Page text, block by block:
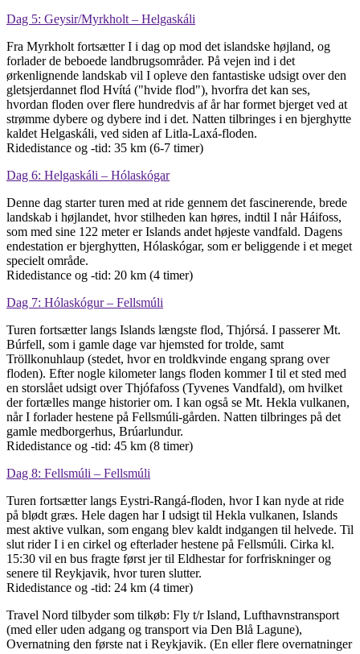
Dag 5: Geysir/Myrkholt – Helgaskáli
Fra Myrkholt fortsætter I i dag op mod det islandske højland, og
forlader de beboede landbrugsområder. På vejen ind i det
ørkenlignende landskab vil I opleve den fantastiske udsigt over den
gletsjerdannet flod Hvítá ("hvide flod"), hvorfra det kan ses,
hvordan floden over flere hundredvis af år har formet bjerget ved at
strømme dybere og dybere ind i det. Natten tilbringes i en bjerghytte
kaldet Helgaskáli, ved siden af ​​Litla-Laxá-floden.
Ridedistance og -tid: 35 km (6-7 timer)
Dag 6: Helgaskáli – Hólaskógar
Denne dag starter turen med at ride gennem det fascinerende, brede
landskab i højlandet, hvor stilheden kan høres, indtil I når Háifoss,
som med sine 122 meter er Islands andet højeste vandfald. Dagens
endestation er bjerghytten, Hólaskógar, som er beliggende i et meget
specielt område.
Ridedistance og -tid: 20 km (4 timer)
Dag 7: Hólaskógur – Fellsmúli
Turen fortsætter langs Islands længste flod, Thjórsá. I passerer Mt.
Búrfell, som i gamle dage var hjemsted for trolde, samt
Tröllkonuhlaup (stedet, hvor en troldkvinde engang sprang over
floden). Efter nogle kilometer langs floden kommer I til et sted med
en storslået udsigt over Thjófafoss (Tyvenes Vandfald), om hvilket
der fortælles mange historier om. I kan også se Mt. Hekla vulkanen,
når I forlader hestene på Fellsmúli-gården. Natten tilbringes på det
gamle medborgerhus, Brúarlundur.
Ridedistance og -tid: 45 km (8 timer)
Dag 8: Fellsmúli – Fellsmúli
Turen fortsætter langs Eystri-Rangá-floden, hvor I kan nyde at ride
på blødt græs. Hele dagen har I udsigt til Hekla vulkanen, Islands
mest aktive vulkan, som engang blev kaldt indgangen til helvede. Til
slut rider I i en cirkel og efterlader hestene på Fellsmúli. Cirka kl.
15:30 vil en bus fragte først jer til Eldhestar for forfriskninger og
senere til Reykjavik, hvor turen slutter.
Ridedistance og -tid: 24 km (4 timer)
Travel Nord tilbyder som tilkøb: Fly t/r Island, Lufthavnstransport
(med eller uden adgang og transport via Den Blå Lagune),
Overnatning den første nat i Reykjavik. (En eller flere overnatninger